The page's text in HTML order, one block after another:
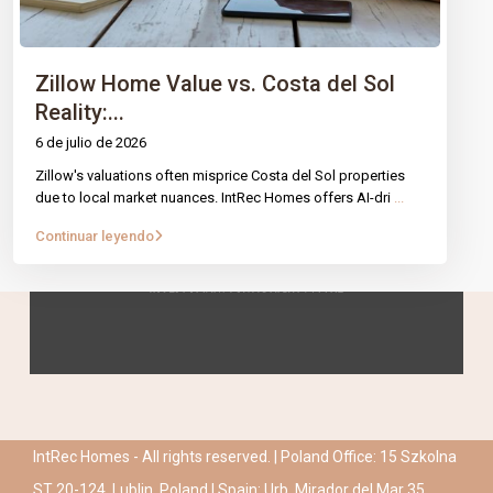
Zillow Home Value vs. Costa del Sol
Reality:...
6 de julio de 2026
Zillow's valuations often misprice Costa del Sol properties
due to local market nuances. IntRec Homes offers AI-dri
Continuar leyendo
IntRec Homes - All rights reserved. | Poland Office: 15 Szkolna